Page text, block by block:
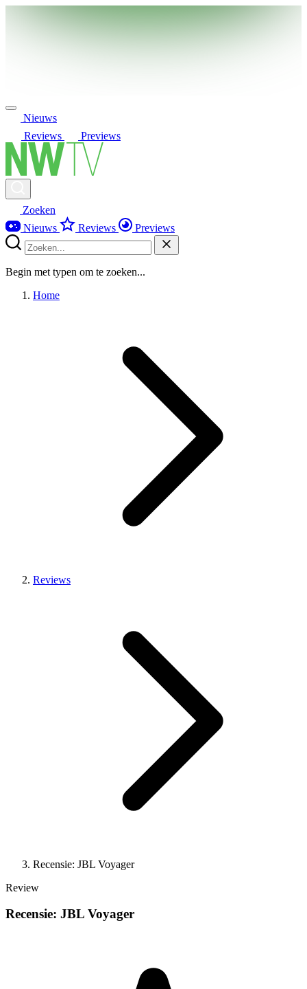
Nieuws
Reviews
Previews
Zoeken
Nieuws
Reviews Previews
Begin met typen om te zoeken...
Home
Reviews
Recensie: JBL Voyager
Review
Recensie: JBL Voyager